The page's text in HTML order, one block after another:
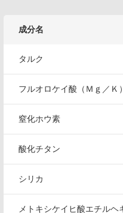
成分名
タルク
フルオロケイ酸（Ｍｇ／Ｋ）
窒化ホウ素
酸化チタン
シリカ
メトキシケイヒ酸エチルヘ